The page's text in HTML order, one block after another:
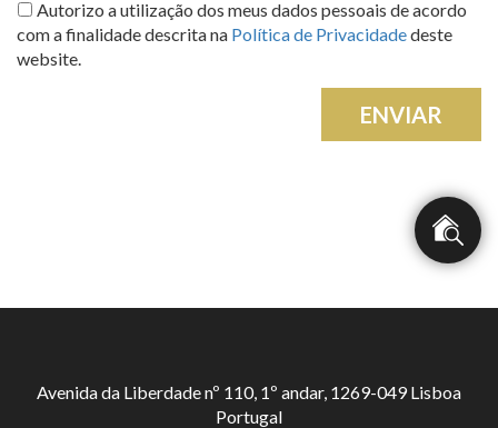
Autorizo a utilização dos meus dados pessoais de acordo
com a finalidade descrita na Política de Privacidadedeste
website.
ENVIAR
Avenida da Liberdade nº 110, 1º andar, 1269-049 Lisboa
Portugal